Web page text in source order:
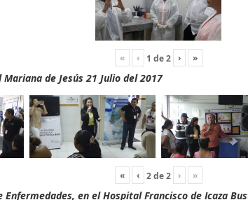
« ‹ 1 de2 › »
de Jesús 21 Julio del 2017
« ‹ 2de2 › »
Enfermedades, en el Hospital Francisco de Icaza